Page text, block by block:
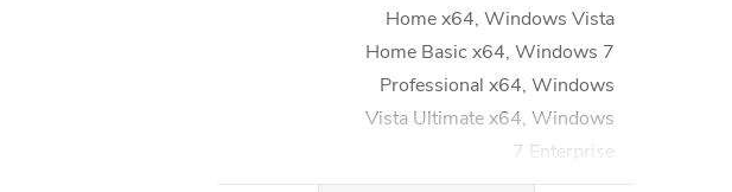
Home x64, Windows Vista
Home Basic x64, Windows 7
Professional x64, Windows
Vista Ultimate x64, Windows
7 Enterprise